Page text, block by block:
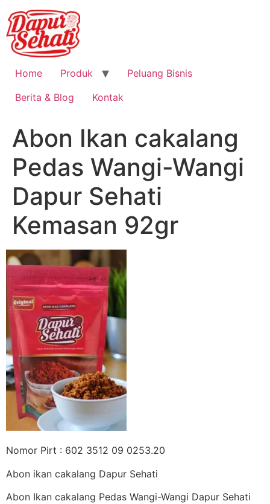
Home Produk
Peluang Bisnis
Berita & Blog
Kontak
Abon Ikan cakalang
Pedas Wangi-Wangi
Dapur Sehati
Kemasan 92gr
Nomor Pirt : 602 3512 09 0253.20
Abon ikan cakalang Dapur Sehati
Abon Ikan cakalang Pedas Wangi-Wangi Dapur Sehati